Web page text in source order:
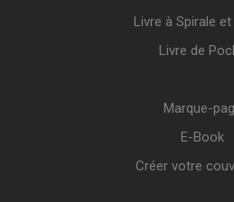
Livre à Spirale
Livre de
Marque-
E-Book
Créer votre